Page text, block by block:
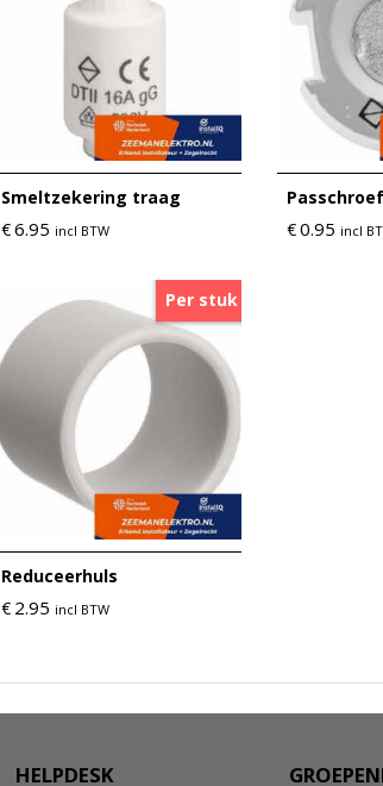
Smeltzekering traag
€6.95 incl BTW
Passchroef
€0.95 incl
Per stuk
Reduceerhuls
€ 2.95 incl BTW
HELPDESK